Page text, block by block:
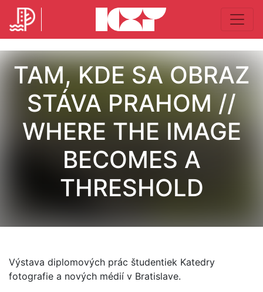
TAM, KDE SA OBRAZ
STÁVA PRAHOM //
WHERE THE IMAGE
BECOMES A
THRESHOLD
Výstava diplomových prác študentiek Katedry
fotografie a nových médií v Bratislave.